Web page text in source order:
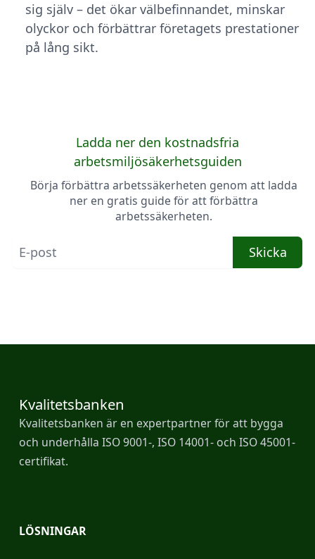
sig själv – det ökar välbefinnandet, minskar
olyckor och förbättrar företagets prestationer
på lång sikt.
Ladda ner den kostnadsfria
arbetsmiljösäkerhetsguiden
Börja förbättra arbetssäkerheten genom att ladda
ner en gratis guide för att förbättra
arbetssäkerheten.
Skicka
Kvalitetsbanken
Kvalitetsbanken är en expertpartner för att bygga
och underhålla ISO 9001-, ISO 14001- och ISO 45001-
certifikat.
LÖSNINGAR